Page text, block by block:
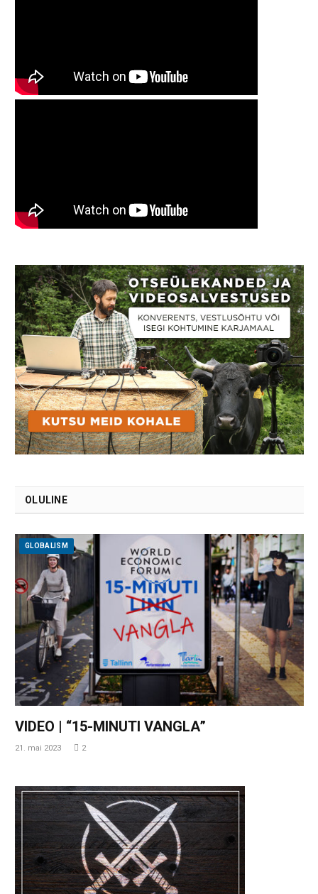
OLULINE
GLOBALISM
VIDEO | “15-MINUTI VANGLA”
21. mai 2023 2